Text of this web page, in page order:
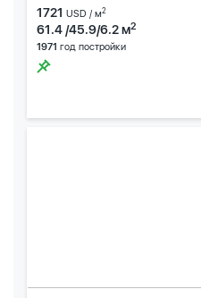
1721 USD / м2
61.4 /45.9/6.2 м2
1971 год постройки